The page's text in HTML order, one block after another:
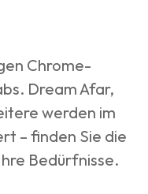
Chrome-
Dream Afar,
werden im
– finden Sie die
Bedürfnisse.